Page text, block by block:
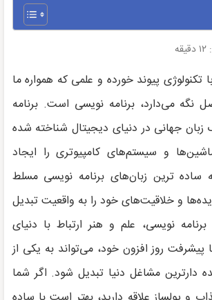
۱۲دقیقه
تکنولوژی پیوند خورده و علمی که همواره ما
نگه می‌دارد، برنامه نویسی است. برنامه
جهانی در دنیای دیجیتال شناخته شده
و سیستم‌های کامپیوتری را ایجاد
ترین زبان‌های برنامه نویسی مسلط
و خلاقیت‌های خود را به واقعیت تبدیل
نویسی، علم و هنر ارتباط با دنیای
روز افزون خود، می‌تواند به یکی از
دارترین مشاغل دنیا تبدیل شود. اگر شما